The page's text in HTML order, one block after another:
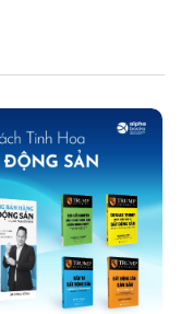
Reviewcùng nhiều